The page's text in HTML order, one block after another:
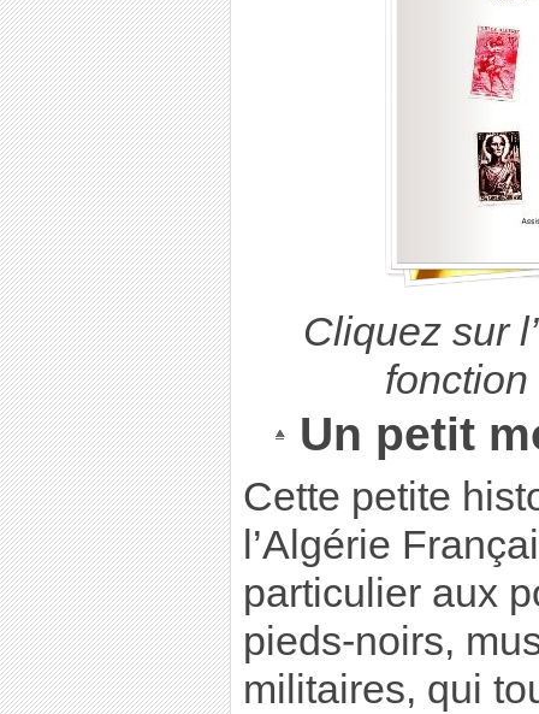
Cliquez sur
fonction
Un petit
Cette petite
l’Algérie
particulier aux
pieds-noirs,
militaires, qui